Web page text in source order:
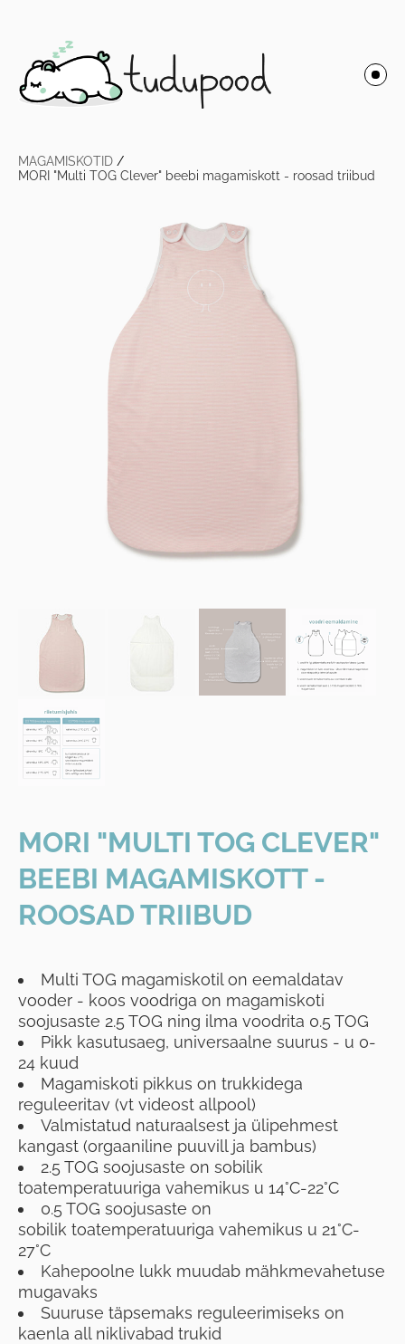
MAGAMISKOTID /
MORI "Multi TOG Clever" beebi magamiskott - roosad triibud
MORI "MULTI TOG CLEVER"
BEEBI MAGAMISKOTT -
ROOSAD TRIIBUD
Multi TOG magamiskotil on eemaldatav
vooder - koos voodriga on magamiskoti
soojusaste 2.5 TOG ning ilma voodrita 0.5 TOG
Pikk kasutusaeg, universaalne suurus - u 0-
24 kuud
Magamiskoti pikkus on trukkidega
reguleeritav (vt videost allpool)
Valmistatud naturaalsest ja ülipehmest
kangast (orgaaniline puuvill ja bambus)
2.5 TOG soojusaste on sobilik
toatemperatuuriga vahemikus u 14°C-22°C
0.5 TOG soojusaste on
sobilik toatemperatuuriga vahemikus u 21°C-
27°C
Kahepoolne lukk muudab mähkmevahetuse
mugavaks
Suuruse täpsemaks reguleerimiseks on
kaenla all niklivabad trukid